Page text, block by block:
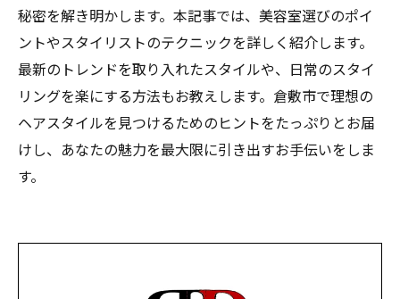
秘密を解き明かします。本記事では、美容室選びのポイ
ントやスタイリストのテクニックを詳しく紹介します。
最新のトレンドを取り入れたスタイルや、日常のスタイ
リングを楽にする方法もお教えします。倉敷市で理想の
ヘアスタイルを見つけるためのヒントをたっぷりとお届
けし、あなたの魅力を最大限に引き出すお手伝いをしま
す。